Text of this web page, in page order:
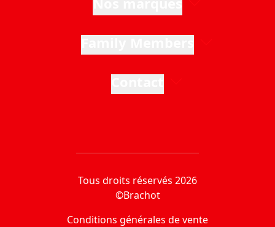
Tous droits réservés 2026
©Brachot
Conditions générales de vente